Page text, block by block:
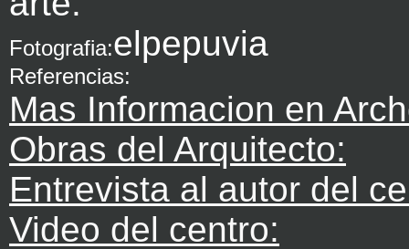
Fotografia:elpepuvia
Referencias:
Mas Informacion en
Obras del Arquitecto:
Entrevista al autor del
Video del centro: